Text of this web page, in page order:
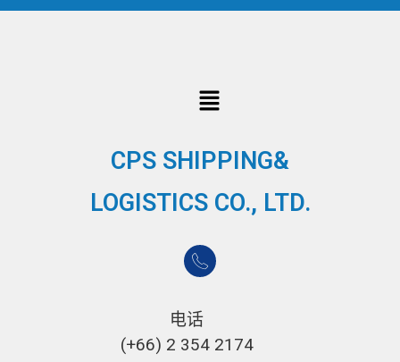
CPS SHIPPING&
LOGISTICS CO., LTD.
电话
(+66) 2 354 2174